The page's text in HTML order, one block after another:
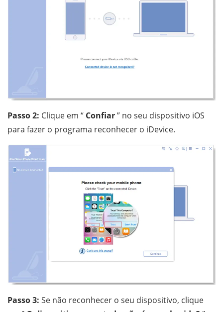
Passo 2: Clique em “ Confiar” no seu dispositivo iOS
para fazer o programa reconhecer o iDevice.
Passo 3: Se não reconhecer o seu dispositivo, clique